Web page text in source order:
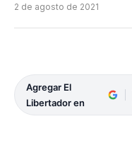
2 de agosto de 2021
Agregar El
Libertador en